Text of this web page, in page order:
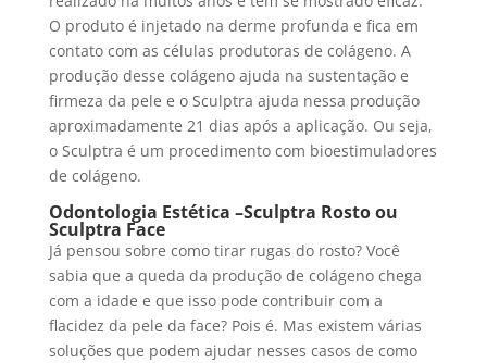
O produto é injetado na derme profunda e fica em
contato com as células produtoras de colágeno. A
produção desse colágeno ajuda na sustentação e
firmeza da pele e o Sculptra ajuda nessa produção
aproximadamente 21 dias após a aplicação. Ou seja,
o Sculptra é um procedimento com bioestimuladores
de colágeno.
Odontologia Estética –Sculptra Rostoou
Sculptra Face
Já pensou sobre como tirar rugas do rosto? Você
sabia que a queda da produção de colágeno chega
com a idade e que isso pode contribuir com a
flacidez da pele da face? Pois é. Mas existem várias
soluções que podem ajudar nesses casos de como